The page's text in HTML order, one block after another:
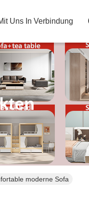
Uns In Verbindung
moderne Sofa